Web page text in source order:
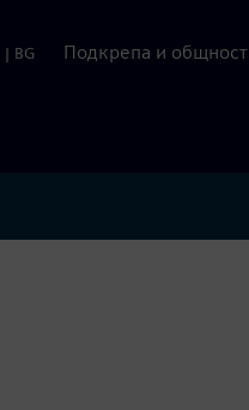
| BG Подкрепа и общност